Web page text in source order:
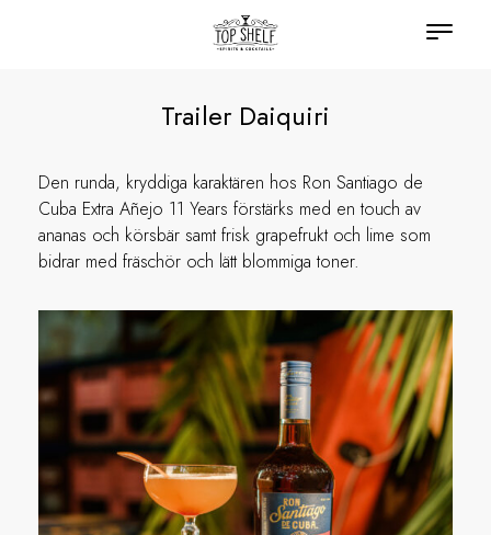
Trailer Daiquiri
Den runda, kryddiga karaktären hos Ron Santiago de
Cuba Extra Añejo 11 Years förstärks med en touch av
ananas och körsbär samt frisk grapefrukt och lime som
bidrar med fräschör och lätt blommiga toner.